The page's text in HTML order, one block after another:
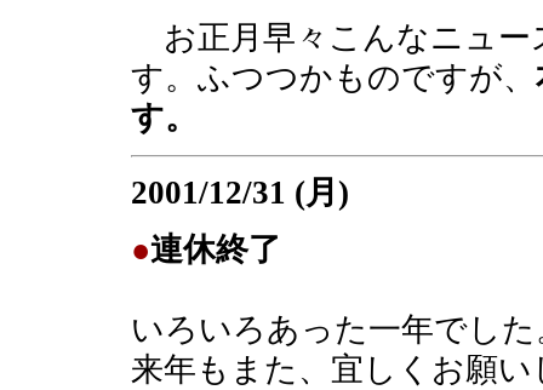
お正月早々こんなニュー
す。ふつつかものですが、
す。
2001/12/31 (月)
●連休終了
いろいろあった一年でした
来年もまた、宜しくお願